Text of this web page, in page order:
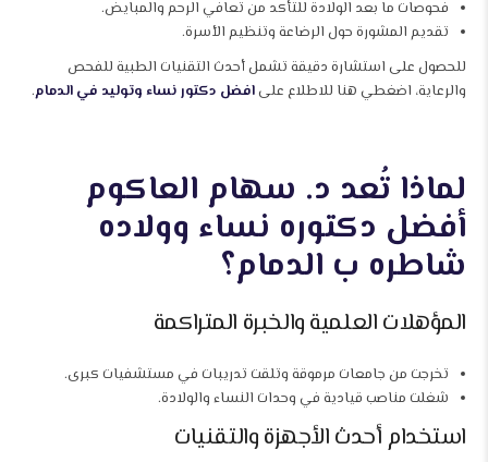
فحوصات ما بعد الولادة للتأكد من تعافي الرحم والمبايض.
تقديم المشورة حول الرضاعة وتنظيم الأسرة.
للحصول على استشارة دقيقة تشمل أحدث التقنيات الطبية للفحص
والرعاية، اضغطي هنا للاطلاع على افضل دكتور نساء وتوليد في الدمام.
لماذا تُعد د. سهام العاكوم
أفضل دكتوره نساء وولاده
شاطره ب الدمام؟
المؤهلات العلمية والخبرة المتراكمة
تخرجت من جامعات مرموقة وتلقت تدريبات في مستشفيات كبرى.
شغلت مناصب قيادية في وحدات النساء والولادة.
استخدام أحدث الأجهزة والتقنيات